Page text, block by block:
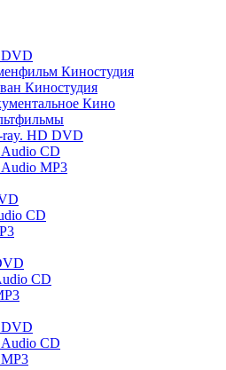
Киностудия
Киностудия
Кино
HD DVD
CD
MP3
CD
CD
DVD
Audio CD